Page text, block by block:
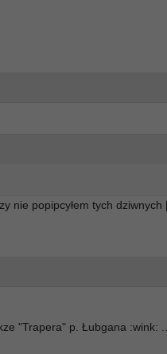
nie popipcyłem tych dziwnych
"Trapera" p. Łubgana :wink: